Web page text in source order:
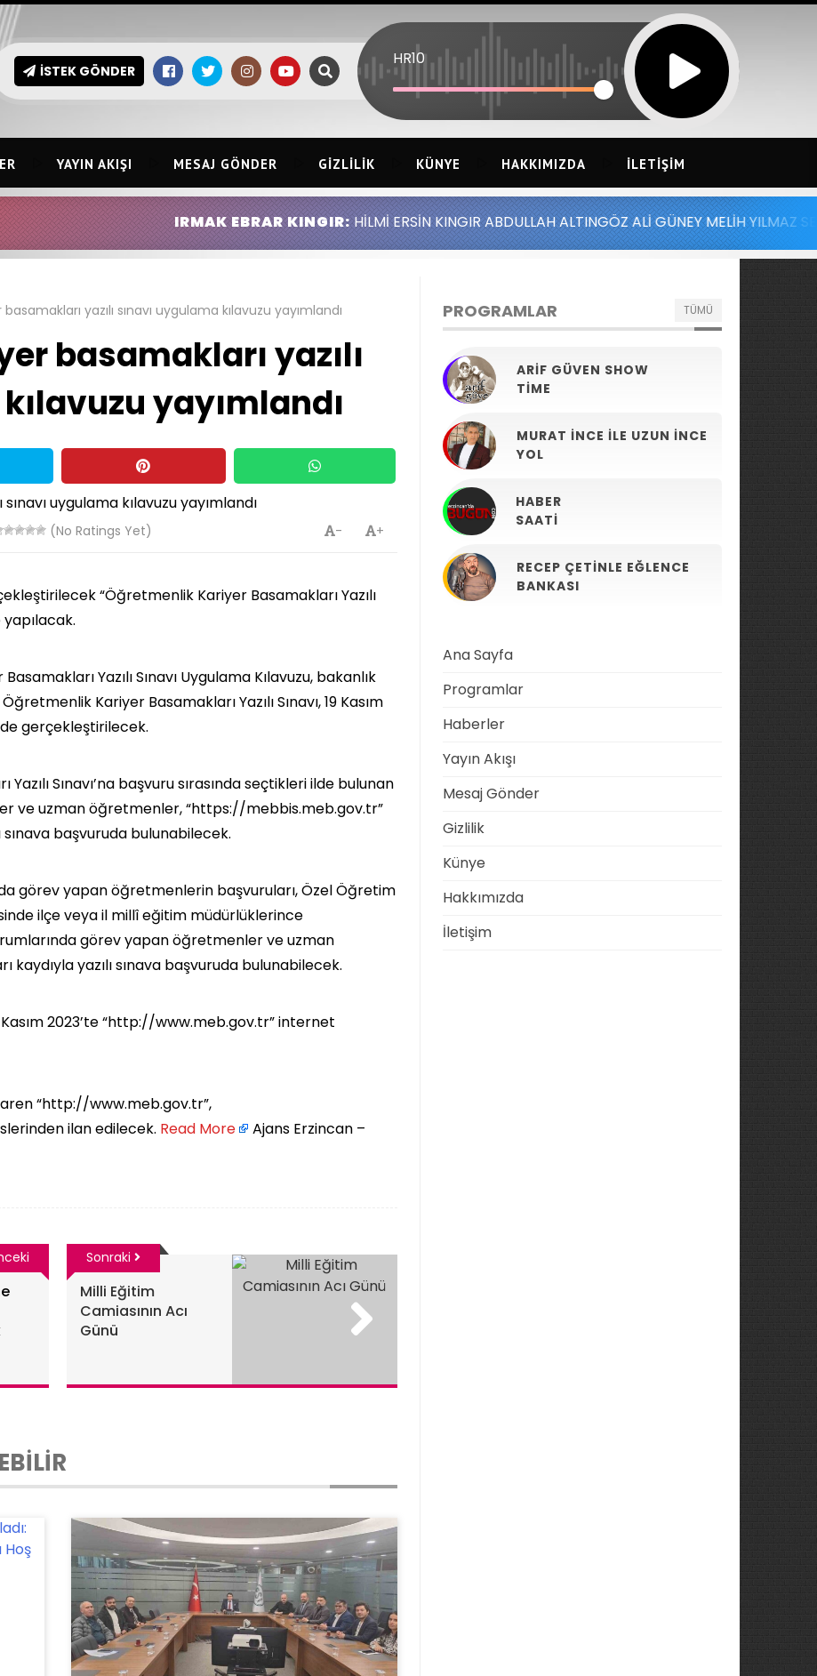
İSTEK GÖNDER
HR10
YAYIN AKIŞI MESAJ GÖNDER GIZLILIK KÜNYE HAKKIMIZDA İLETIŞIM
IRMAK EBRAR KINGIR:HİLMİ ERSİN KINGIR ABDULLAH ALTINGÖZ ALİ GÜNEY MELİH YILMAZ SERDAR AYDIN
yazılı sınavı uygulama kılavuzu yayımlandı
basamakları yazılı
yayımlandı
(No Ratings Yet) +
-
“Öğretmenlik Kariyer Basamakları Yazılı
yapılacak.
Yazılı Sınavı Uygulama Kılavuzu, bakanlık
Kariyer Basamakları Yazılı Sınavı, 19 Kasım
gerçekleştirilecek.
Sınavı’na başvuru sırasında seçtikleri ilde bulunan
ve uzman öğretmenler, “https://mebbis.meb.gov.tr”
sınava başvuruda bulunabilecek.
görev yapan öğretmenlerin başvuruları, Özel Öğretim
ilçe veya il millî eğitim müdürlüklerince
görev yapan öğretmenler ve uzman
yazılı sınava başvuruda bulunabilecek.
2023’te “http://www.meb.gov.tr” internet
“http://www.meb.gov.tr”,
ilan edilecek. Read More
Ajans Erzincan –
Milli Eğitim
Camiasının Acı
Günü
Sonraki
PROGRAMLAR TÜMÜ
ARIF GÜVEN SHOW
TIME
MURAT İNCE ILE UZUN İNCE
YOL
HABER
SAATI
RECEP ÇETINLE EĞLENCE
BANKASI
Ana Sayfa
Programlar
Haberler
Yayın Akışı
Mesaj Gönder
Gizlilik
Künye
Hakkımızda
İletişim